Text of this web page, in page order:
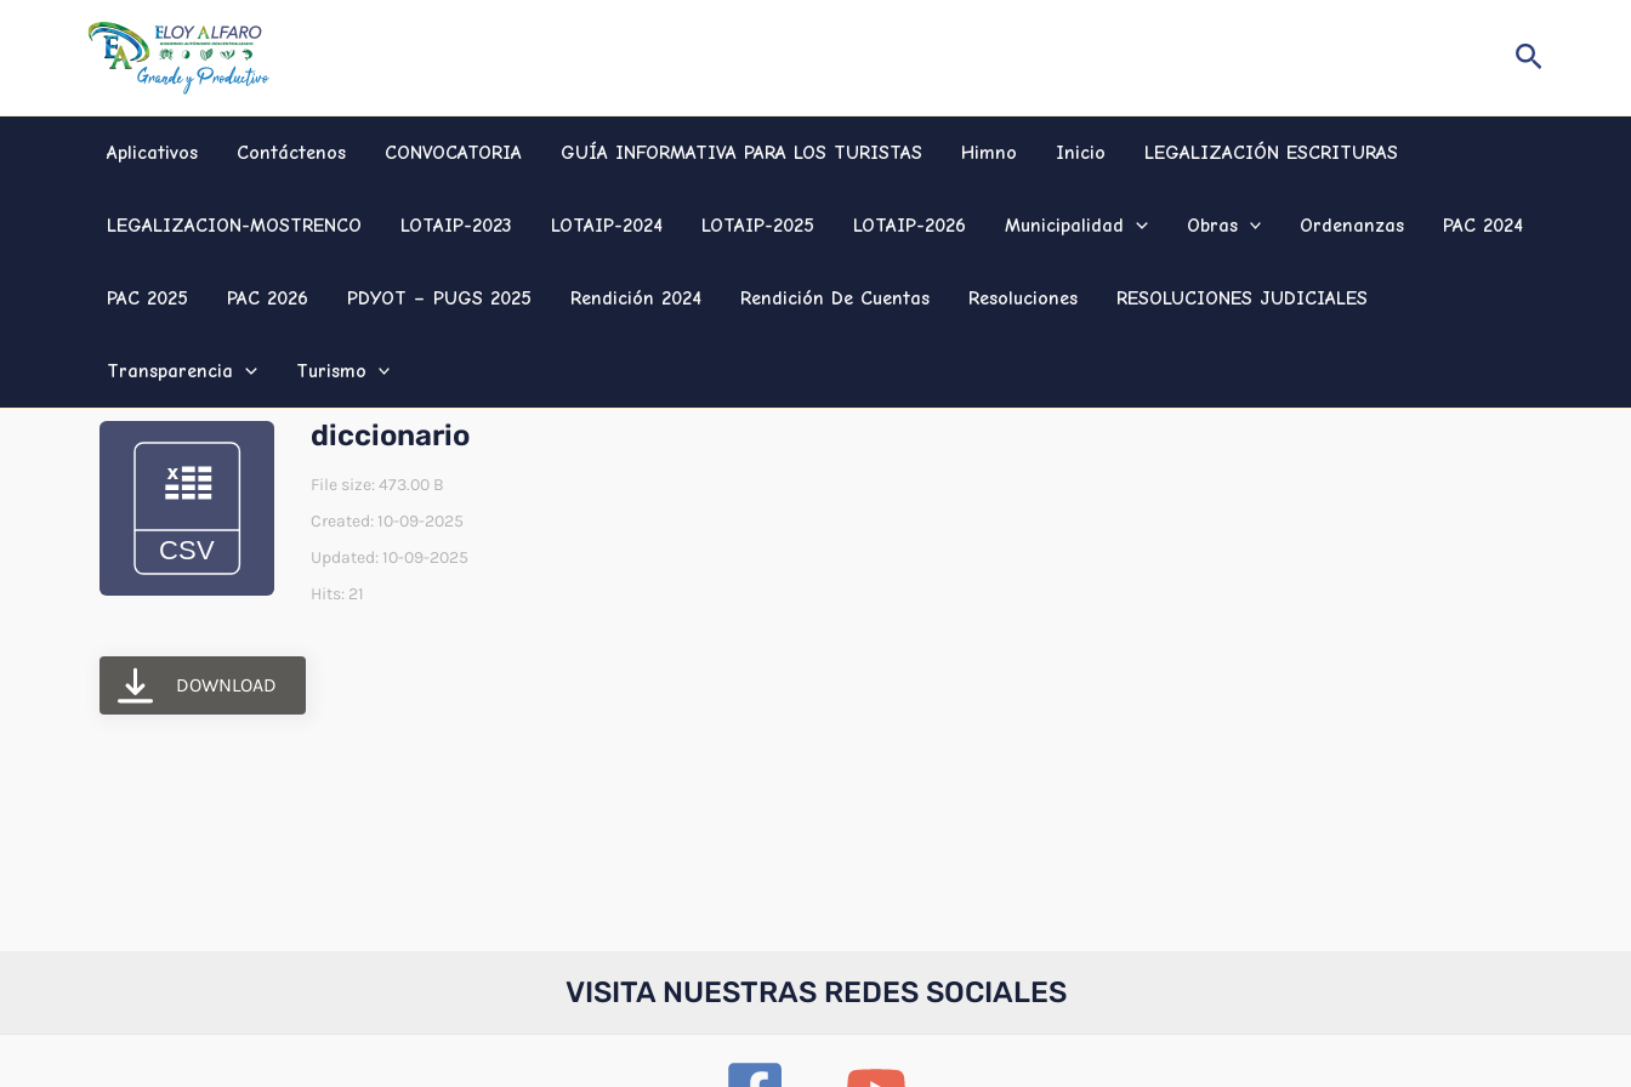
Buscar
Aplicativos Contáctenos CONVOCATORIA GUÍA INFORMATIVA PARA LOS TURISTAS Himno Inicio LEGALIZACIÓN ESCRITURAS
LEGALIZACION-MOSTRENCO LOTAIP-2023 LOTAIP-2024 LOTAIP-2025 LOTAIP-2026 Municipalidad Obras Ordenanzas PAC 2024
PAC 2025 PAC 2026 PDYOT – PUGS 2025 Rendición 2024 Rendición De Cuentas Resoluciones RESOLUCIONES JUDICIALES
Transparencia Turismo
diccionario
File size: 473.00 B
Created: 10-09-2025
Updated: 10-09-2025
Hits: 21
DOWNLOAD
VISITA NUESTRAS REDES SOCIALES